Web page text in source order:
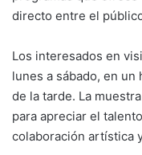
directo entre el
Los interesados en
lunes a sábado, en un
de la tarde. La
para apreciar el
colaboración artística